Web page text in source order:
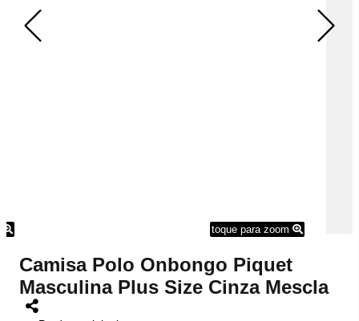
toque para zoom
Camisa Polo Onbongo Piquet
Masculina Plus Size Cinza Mescla